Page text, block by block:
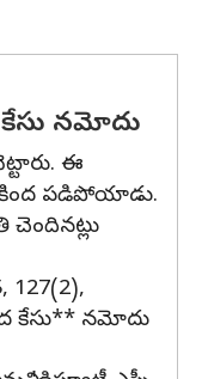
కేసు నమోదు
ఈ
పడిపోయాడు.
127(2),
కేసు** నమోదు